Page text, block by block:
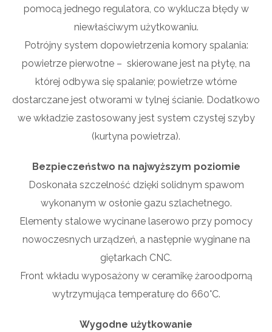
pomocą jednego regulatora, co wyklucza błędy w
niewłaściwym użytkowaniu.
Potrójny system dopowietrzenia komory spalania:
powietrze pierwotne – skierowane jest na płytę, na
której odbywa się spalanie; powietrze wtórne
dostarczane jest otworami w tylnej ścianie. Dodatkowo
we wkładzie zastosowany jest system czystej szyby
(kurtyna powietrza).
Bezpieczeństwo na najwyższym poziomie
Doskonała szczelność dzięki solidnym spawom
wykonanym w osłonie gazu szlachetnego.
Elementy stalowe wycinane laserowo przy pomocy
nowoczesnych urządzeń, a następnie wyginane na
giętarkach CNC.
Front wkładu wyposażony w ceramikę żaroodporną
wytrzymująca temperaturę do 660°C.
Wygodne użytkowanie